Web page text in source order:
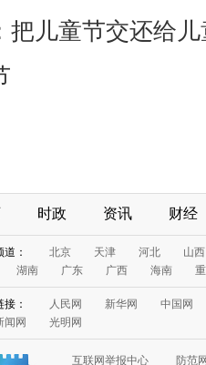
把儿童节交还给
时政 资讯 财经
： 北京 天津 河北
山西
湖南 广东 广西 海南
： 人民网 新华网
中国网
闻网
光明网
互联网举报中心
防范